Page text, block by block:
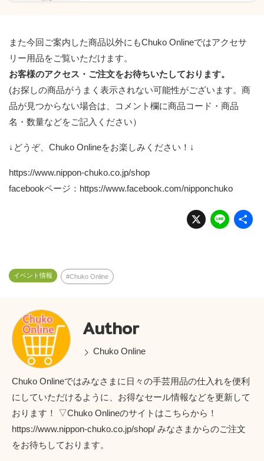
また今回ご案内した商品以外にもChuko Onlineではアクセサ
リー用品をご覧いただけます。
お客様のアクセス・ご注文をお待ちいたしております。
(お探しの商品がうまく表示されない可能性がございます。商
品が見つからない場合は、コメント欄に商品コード・商品
名・数量などをご記入ください）
↓どうぞ、Chuko Onlineをお楽しみください！↓
https://www.nippon-chuko.co.jp/shop
facebookページ： https://www.facebook.com/nipponchuko
X Li
n
イベント情報 Chuko Online
Author
Chuko Online
Chuko Onlineではみなさまに日々の手芸用品の仕入れを便利
にしていただけるように、お得なセール情報などを更新して
おります！ ▽Chuko Onlineのサイトはこちらから！
https://www.nippon-chuko.co.jp/shop/ みなさまからのご注文
をお待ちしております。